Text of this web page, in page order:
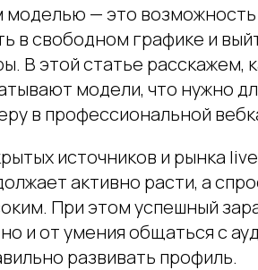
моделью — это
в свободном графике и
В этой статье расскажем,
модели, что нужно
в профессиональной
источников и рынка
активно расти, а
При этом успешный
и от умения общаться с
развивать профиль.